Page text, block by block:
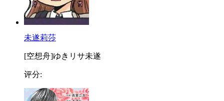
未遂莉莎
[空想舟]ゆきリサ未遂
评分: